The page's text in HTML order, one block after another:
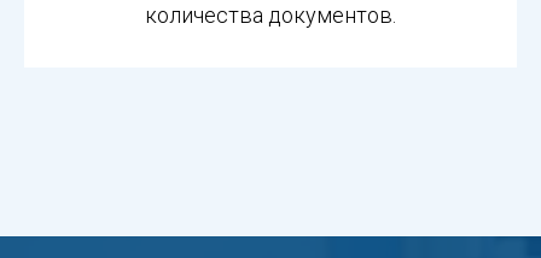
количества документов.